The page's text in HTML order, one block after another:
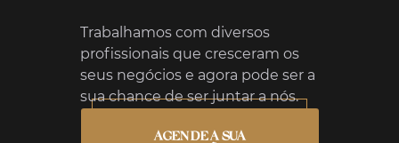
Trabalhamos com diversos
profissionais que cresceram os
seus negócios e agora pode ser a
sua chance de ser juntar a nós.
AGENDE A SUA